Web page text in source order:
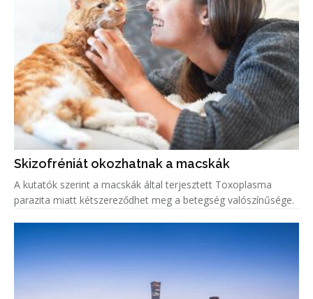
Skizofréniát okozhatnak a macskák
A kutatók szerint a macskák által terjesztett Toxoplasma
parazita miatt kétszereződhet meg a betegség valószínűsége.